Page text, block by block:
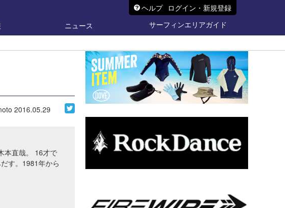
ヘルプ ログイン・新規登録
ニュース
サーフィンエリアガイド
2016.05.29
本直哉。 16才で
す。1981年から